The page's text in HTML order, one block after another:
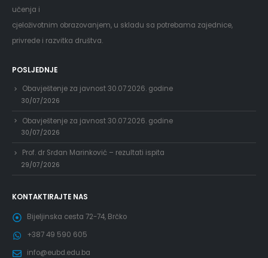
učenja i
cjeloživotnim obrazovanjem, u skladu sa potrebama zajednice,
privrede i razvitka društva.
POSLJEDNJE
Obavještenje za javnost 30.07.2026. godine
30/07/2026
Obavještenje za javnost 30.07.2026. godine
30/07/2026
Prof. dr Srđan Marinković – rezultati ispita
29/07/2026
KONTAKTIRAJTE NAS
Bijeljinska cesta 72-74, Brčko
+387 49 590 605
info@eubd.edu.ba